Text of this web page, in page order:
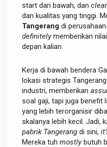
start dari bawah, dan
dan kualitas yang tinggi.
Tangerang di
definitelymemberikan
depan kalian.
Kerja di bawah bendera
lokasi strategis
industri, memberikan
soal gaji, tapi juga benefit
yang lebih terorganisir
skalanya lebih kecil. Jadi,
pabrik Tangerang di sini,
Mereka tuh mostlybutuh